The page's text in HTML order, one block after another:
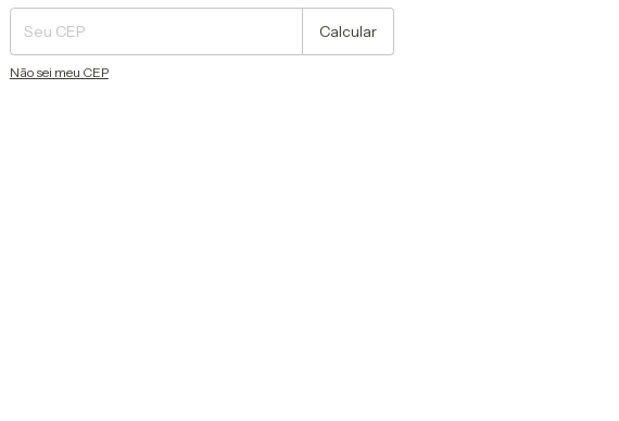
Calcular
Não sei meu CEP